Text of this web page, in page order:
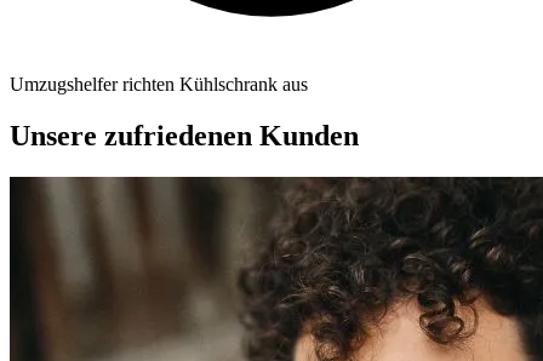
Umzugshelfer richten Kühlschrank aus
Unsere zufriedenen Kunden